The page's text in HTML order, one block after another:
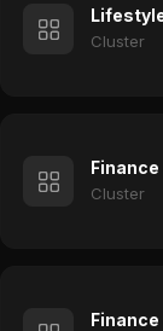
Cluster
Cluster